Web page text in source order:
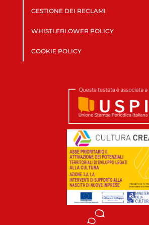
GESTIONE DEI RECLAMI
WHISTLEBLOWER POLICY
COOKIE POLICY